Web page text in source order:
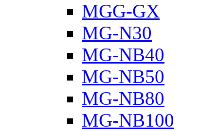
MGG-GX
MG-N30
MG-NB40
MG-NB50
MG-NB80
MG-NB100